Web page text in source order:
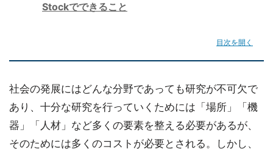
Stockでできること
目次を開く
社会の発展にはどんな分野であっても研究が不可欠で
あり、十分な研究を行っていくためには「場所」「機
器」「人材」など多くの要素を整える必要があるが、
そのためには多くのコストが必要とされる。しかし、